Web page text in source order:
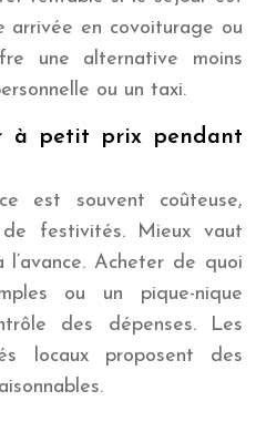
arrivée en covoiturage ou
une alternative moins
ou un taxi.
à petit prix pendant
est souvent coûteuse,
festivités. Mieux vaut
Acheter de quoi
ou un pique-nique
des dépenses. Les
locaux proposent des